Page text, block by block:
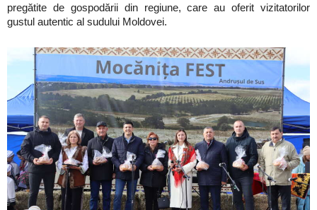
pregătite de gospodării din regiune, care au oferit vizitatorilor
gustul autentic al sudului Moldovei.